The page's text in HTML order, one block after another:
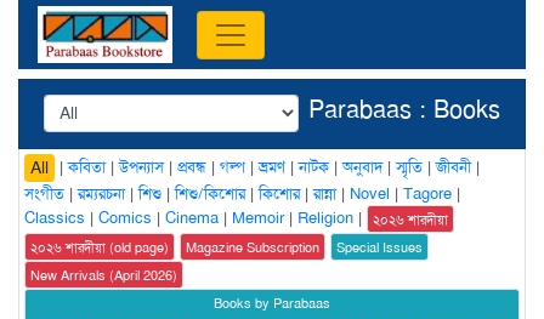
Parabaas : Books
All |কবিতা|উপন্যাস| প্রবন্ধ | গল্প |ভ্রমণ|নাটক |অনুবাদ|স্মৃতি |জীবনী|
সংগীত |রম্যরচনা|শিশু |শিশু/কিশোর|কিশোর|রান্না| Novel | Tagore |
Classics | Comics | Cinema | Memoir| Religion |
২০২৬ শারদীয়া
২০২৬ শারদীয়া (old page)
Magazine Subscription
Special Issues
New Arrivals (April 2026)
Books by Parabaas